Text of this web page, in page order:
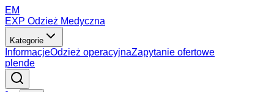
EM
EXP Odzież Medyczna
Kategorie
InformacjeOdzież operacyjnaZapytanie ofertowe
pl ende